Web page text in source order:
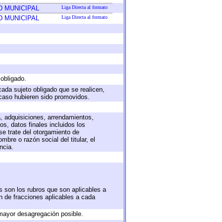
MUNICIPAL
Liga Directa al formato
MUNICIPAL Liga Directa al formato
sujeto obligado que se realicen,
hubieren sido promovidos.
arrendamientos,
datos finales incluidos los
trate del otorgamiento de
o razón social del titular, el
son los rubros que son aplicables a
de fracciones aplicables a cada
desagregación posible.